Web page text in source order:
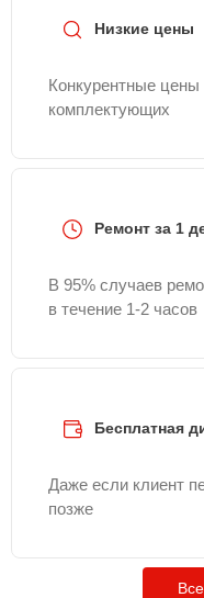
Низкие цены
Конкурентные
комплектующих
Ремонт за 1
В 95% случаев
в течение 1-2 часов
Бесплатная
Даже если клиент
позже